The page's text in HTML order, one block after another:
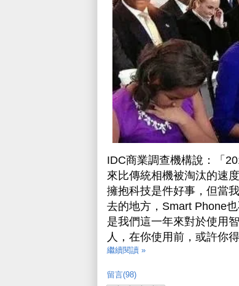
IDC商業調查機構說：「
來比傳統相機被淘汰的速
擁抱科技是件好事，但當
去的地方，Smart Phone
是我們這一年來對於使用
人，在你使用前，或許你
繼續閱讀 »
留言(98)